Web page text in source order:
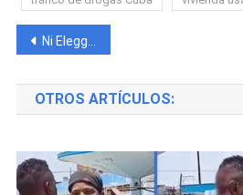
Navegación
de
entradas
Ni Elegguá lo salvó: Detienen a cubano en La Habana por transportar cocaína escondida en un Elegguá religioso
OTROS ARTÍCULOS: